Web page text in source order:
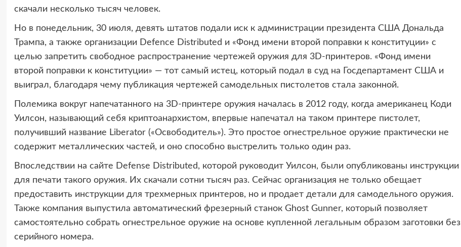
скачали несколько тысяч человек.
Но в понедельник, 30 июля, девять штатов подали иск к администрации президента США Дональда
Трампа, а также организации Defence Distributed и «Фонд имени второй поправки к конституции» с
целью запретить свободное распространение чертежей оружия для 3D-принтеров. «Фонд имени
второй поправки к конституции» — тот самый истец, который подал в суд на Госдепартамент США и
выиграл, благодаря чему публикация чертежей самодельных пистолетов стала законной.
Полемика вокруг напечатанного на 3D-принтере оружия началась в 2012 году, когда американец Коди
Уилсон, называющий себя криптоанархистом, впервые напечатал на таком принтере пистолет,
получивший название Liberator («Освободитель»). Это простое огнестрельное оружие практически не
содержит металлических частей, и оно способно выстрелить только один раз.
Впоследствии на сайте Defense Distributed, которой руководит Уилсон, были опубликованы инструкции
для печати такого оружия. Их скачали сотни тысяч раз. Сейчас организация не только обещает
предоставить инструкции для трехмерных принтеров, но и продает детали для самодельного оружия.
Также компания выпустила автоматический фрезерный станок Ghost Gunner, который позволяет
самостоятельно собрать огнестрельное оружие на основе купленной легальным образом заготовки без
серийного номера.